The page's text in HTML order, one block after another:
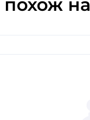
похож на